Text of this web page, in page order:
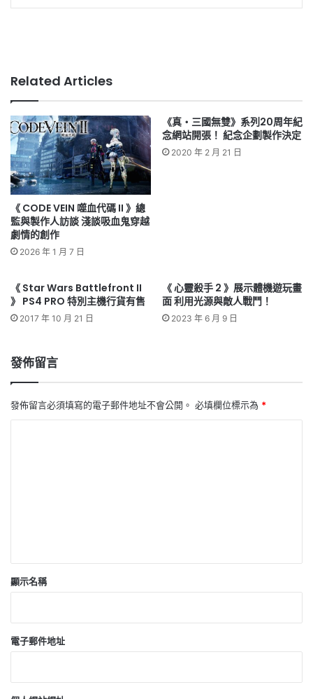
Related Articles
《 CODE VEIN 噬血代碼 II 》總
監與製作人訪談 淺談吸血鬼穿越
劇情的創作
2026 年 1 月 7 日
《真・三國無雙》系列20周年紀
念網站開張！ 紀念企劃製作決定
2020 年 2 月 21 日
《 Star Wars Battlefront II
》 PS4 PRO 特別主機行貨有售
2017 年 10 月 21 日
《 心靈殺手 2 》展示體機遊玩畫
面 利用光源與敵人戰鬥！
2023 年 6 月 9 日
發佈留言
發佈留言必須填寫的電子郵件地址不會公開。 必填欄位標示為 *
顯示名稱
電子郵件地址